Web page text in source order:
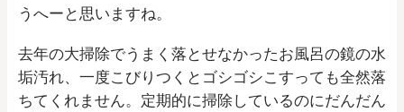
うへーと思いますね。
去年の大掃除でうまく落とせなかったお風呂の鏡の水
垢汚れ、一度こびりつくとゴシゴシこすっても全然落
ちてくれません。定期的に掃除しているのにだんだん